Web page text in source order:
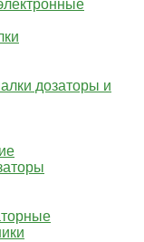
дозаторы и